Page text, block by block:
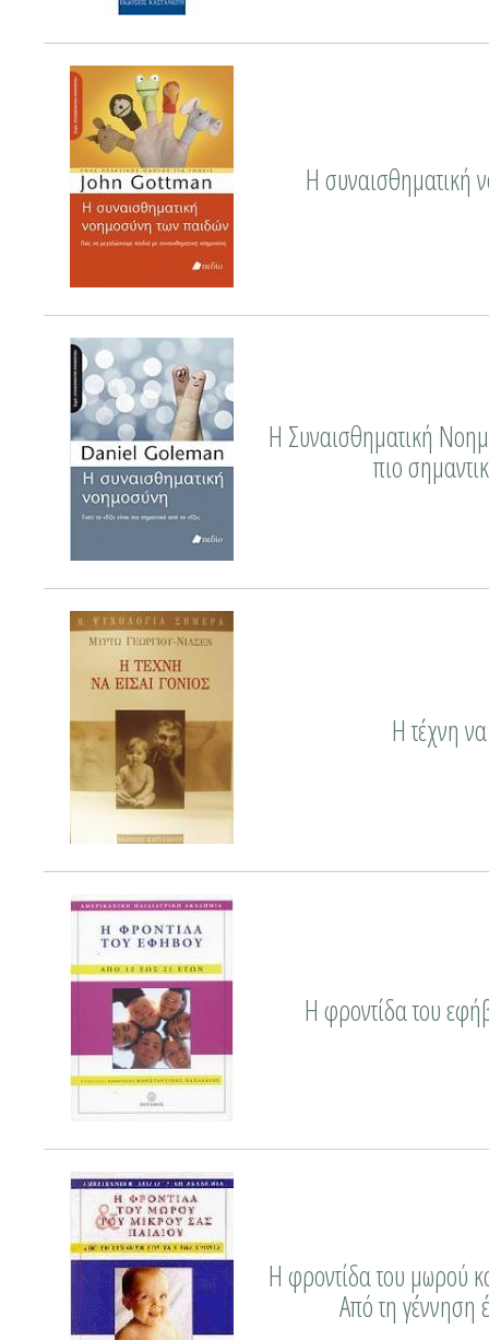
Η συναισθηματική
Η Συναισθηματική
πιο
Η τέχνη
Η φροντίδα του
Η φροντίδα του μωρού
Από τη γέννηση